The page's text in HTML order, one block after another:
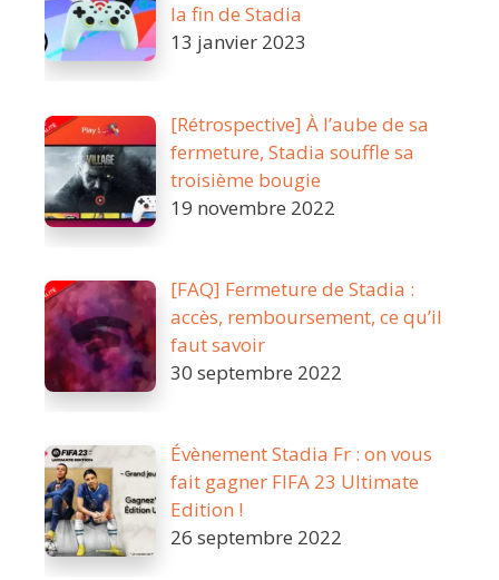
la fin de Stadia
13 janvier 2023
[Rétrospective] À l’aube de sa
fermeture, Stadia souffle sa
troisième bougie
19 novembre 2022
[FAQ] Fermeture de Stadia :
accès, remboursement, ce qu’il
faut savoir
30 septembre 2022
Évènement Stadia Fr : on vous
fait gagner FIFA 23 Ultimate
Edition !
26 septembre 2022